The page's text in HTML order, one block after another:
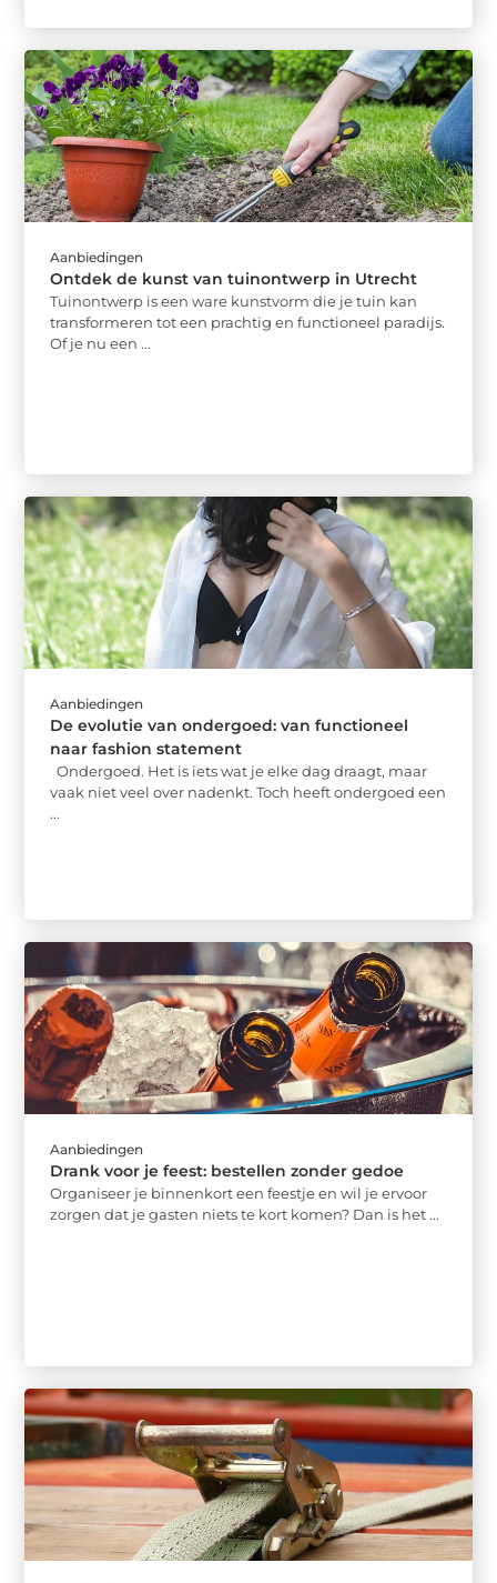
Aanbiedingen
Ontdek de kunst van tuinontwerp in Utrecht
Tuinontwerp is een ware kunstvorm die je tuin kan
transformeren tot een prachtig en functioneel paradijs.
Of je nu een ...
Aanbiedingen
De evolutie van ondergoed: van functioneel
naar fashion statement
Ondergoed. Het is iets wat je elke dag draagt, maar
vaak niet veel over nadenkt. Toch heeft ondergoed een
...
Aanbiedingen
Drank voor je feest: bestellen zonder gedoe
Organiseer je binnenkort een feestje en wil je ervoor
zorgen dat je gasten niets te kort komen? Dan is het ...